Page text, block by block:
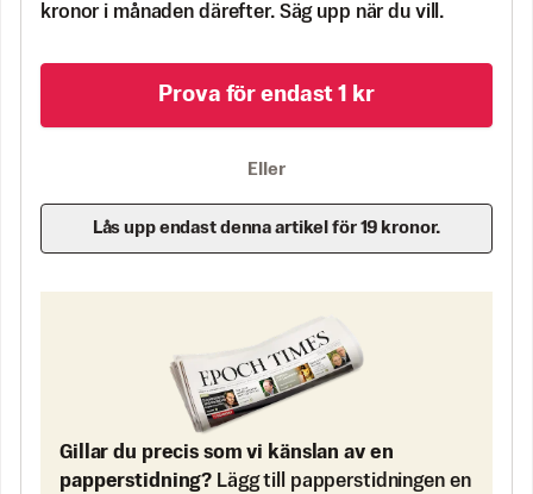
kronor i månaden därefter. Säg upp när du vill.
Prova för endast 1 kr
Eller
Lås upp endast denna artikel för 19 kronor.
Gillar du precis som vi känslan av en
papperstidning? Lägg till papperstidningen en